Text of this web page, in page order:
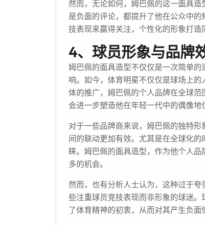
然而，无论如何，姆巴佩的这一面具
是负面的评论，都提升了他在公众中
技表现来赢得关注，个性化的形象打造
4、球员形象与品牌
姆巴佩的面具造型不仅仅是一次简单
响。如今，体育明星不仅仅是球场上
体的推广，姆巴佩的个人品牌在全球
会进一步塑造他在年轻一代中的偶像地
对于一些品牌商来说，姆巴佩的独特
间的联动更加有效。尤其是在全球化
睐。姆巴佩的面具造型，作为他个人
多的机会。
然而，也有分析人士认为，这种过于
些注重球员竞技表现而非形象的球迷
了体育精神的初衷，从而对其产生负面